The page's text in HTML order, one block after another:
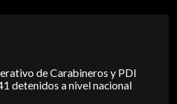
de Carabineros y PDI
detenidos a nivel nacional